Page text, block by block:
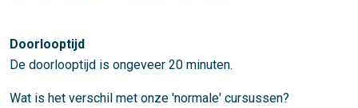
Doorlooptijd
De doorlooptijd is ongeveer 20 minuten.
Wat is het verschil met onze 'normale' cursussen?